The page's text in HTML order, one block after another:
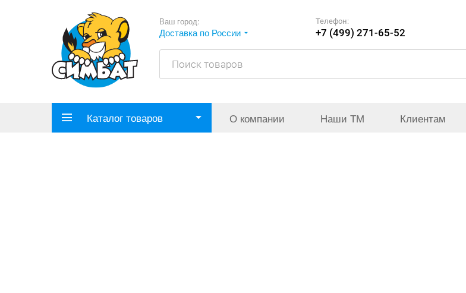
Ваш город:
Доставка по России
Телефон:
+7 (499) 271-65-52
Каталог товаров О компании Наши ТМ Клиентам